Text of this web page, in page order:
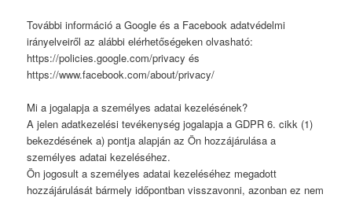
További információ a Google és a Facebook adatvédelmi
irányelveiről az alábbi elérhetőségeken olvasható:
https://policies.google.com/privacy és
https://www.facebook.com/about/privacy/
Mi a jogalapja a személyes adatai kezelésének?
A jelen adatkezelési tevékenység jogalapja a GDPR 6. cikk (1)
bekezdésének a) pontja alapján az Ön hozzájárulása a
személyes adatai kezeléséhez.
Ön jogosult a személyes adatai kezeléséhez megadott
hozzájárulását bármely időpontban visszavonni, azonban ez nem